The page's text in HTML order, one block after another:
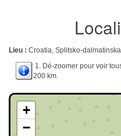
Lieu : Croatia, Splitsko-
1. Dé-zoomer pour voir
200 km.
+
−